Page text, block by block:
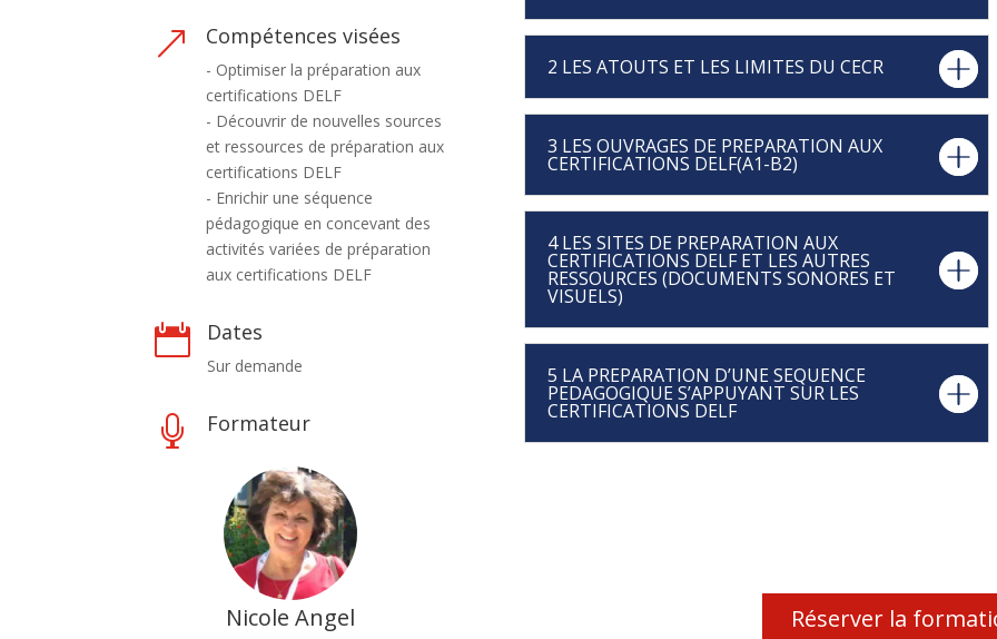
& Compétences visées
- Optimiser la préparation aux
certifications DELF
- Découvrir de nouvelles sources
et ressources de préparation aux
certifications DELF
- Enrichir une séquence
pédagogique en concevant des
activités variées de préparation
aux certifications DELF
 Dates
Sur demande
 Formateur
Nicole Angel
2 LES ATOUTS ET LES LIMITES DU CECR
3 LES OUVRAGES DE PREPARATION AUX
CERTIFICATIONS DELF(A1-B2)
4 LES SITES DE PREPARATION AUX
CERTIFICATIONS DELF ET LES AUTRES
RESSOURCES (DOCUMENTS SONORES ET
VISUELS)
5 LA PREPARATION D’UNE SEQUENCE
PEDAGOGIQUE S’APPUYANT SUR LES
CERTIFICATIONS DELF
Réserver la